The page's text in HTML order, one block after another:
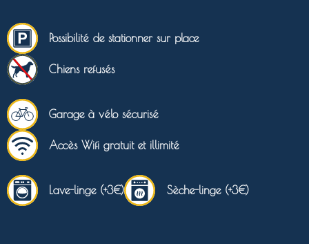
Possibilité de stationner sur place
Chiens refusés
Garage à vélo sécurisé
Accès Wifi gratuit et illimité
Lave-linge (+3€) Sèche-linge (+3€)